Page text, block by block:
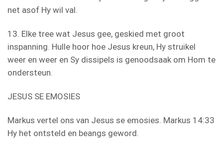
net asof Hy wil val.
13. Elke tree wat Jesus gee, geskied met groot
inspanning. Hulle hoor hoe Jesus kreun, Hy struikel
weer en weer en Sy dissipels is genoodsaak om Hom te
ondersteun.
JESUS SE EMOSIES
Markus vertel ons van Jesus se emosies. Markus 14:33
Hy het ontsteld en beangs geword.